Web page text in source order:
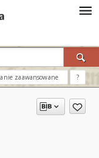
zaawansowane ?